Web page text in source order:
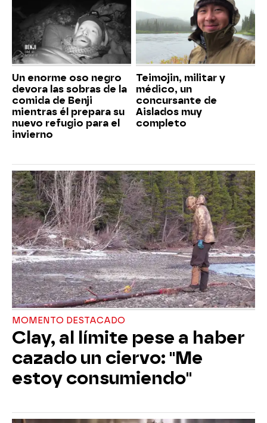
Un enorme oso negro
devora las sobras de la
comida de Benji
mientras él prepara su
nuevo refugio para el
invierno
Teimojin, militar y
médico, un
concursante de
Aislados muy
completo
MOMENTO DESTACADO
Clay, al límite pese a haber
cazado un ciervo: "Me
estoy consumiendo"